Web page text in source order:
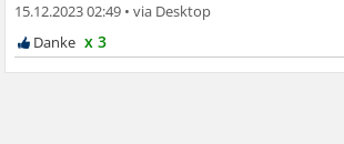
15.12.2023 02:49 •
x 3